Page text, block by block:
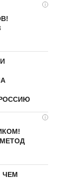
i
i
ЧЕМ